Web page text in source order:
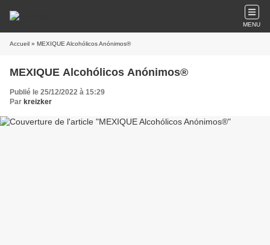
MENU
Accueil » MEXIQUE Alcohólicos Anónimos®
MEXIQUE Alcohólicos Anónimos®
Publié le 25/12/2022 à 15:29
Par kreizker